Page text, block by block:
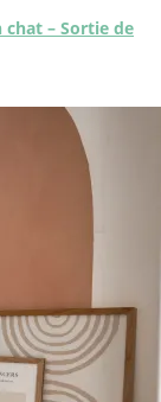
chat – Sortie de